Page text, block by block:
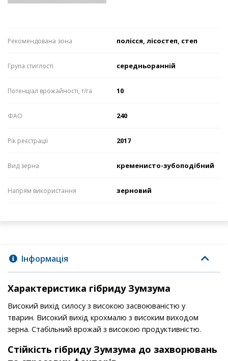
Рекомендована зона полісся, лісостеп, степ
Група стиглості середньоранній
Потенціал врожайності, т/га 10
ФАО 240
Рік реєстрації 2017
Вид зерна кременисто-зубоподібний
Напрям використання зерновий
Інформація
Характеристика гібриду Зумзума
Високий вихід силосу з високою засвоюваністю у
тварин. Високий вихід крохмалю з високим виходом
зерна. Стабільний врожай з високою продуктивністю.
Стійкість гібриду Зумзума до захворювань